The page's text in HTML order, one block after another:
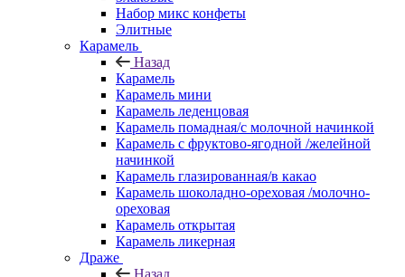
Набор микс конфеты
Элитные
Карамель
Назад
Карамель
Карамель мини
Карамель леденцовая
Карамель помадная/с молочной начинкой
Карамель с фруктово-ягодной /желейной
начинкой
Карамель глазированная/в какао
Карамель шоколадно-ореховая /молочно-
ореховая
Карамель открытая
Карамель ликерная
Драже
Назад